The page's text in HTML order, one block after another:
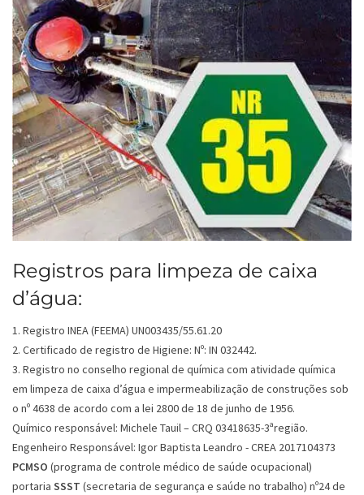
Registros para limpeza de caixa
d’água:
1. Registro INEA (FEEMA) UN003435/55.61.20
2. Certificado de registro de Higiene: Nº: IN 032442.
3. Registro no conselho regional de química com atividade química
em limpeza de caixa d’água e impermeabilização de construções sob
o nº 4638 de acordo com a lei 2800 de 18 de junho de 1956.
Químico responsável: Michele Tauil – CRQ 03418635-3ªregião.
Engenheiro Responsável: Igor Baptista Leandro - CREA 2017104373
PCMSO (programa de controle médico de saúde ocupacional)
portaria SSST (secretaria de segurança e saúde no trabalho) nº24 de